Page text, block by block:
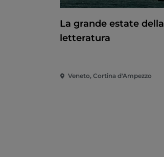
La grande estate della
letteratura
Veneto, Cortina d'Ampezzo